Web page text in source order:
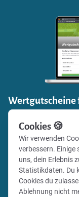
Wertgutscheine
Einnahmen
Verkaufe mit
deines Vereins in
deinen Fans
Momente zu
Cookies 🍪
Wir verwenden
verbessern. Einige
uns, dein Erlebnis
Statistikdaten. Du
Cookies du
Ablehnung nicht